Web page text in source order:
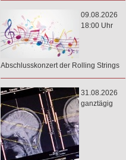
09.08.2026
18:00 Uhr
Abschlusskonzert der Rolling Strings
31.08.2026
ganztägig